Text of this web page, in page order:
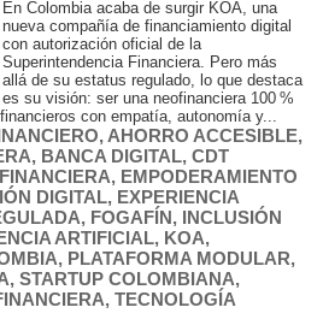
En Colombia acaba de surgir KOA, una
nueva compañía de financiamiento digital
con autorización oficial de la
Superintendencia Financiera. Pero más
allá de su estatus regulado, lo que destaca
es su visión: ser una neofinanciera 100 %
con empatía, autonomía y...
, AHORRO ACCESIBLE,
, BANCA DIGITAL, CDT
, EMPODERAMIENTO
DIGITAL, EXPERIENCIA
, FOGAFÍN, INCLUSIÓN
ARTIFICIAL, KOA,
, PLATAFORMA MODULAR,
, STARTUP COLOMBIANA,
, TECNOLOGÍA